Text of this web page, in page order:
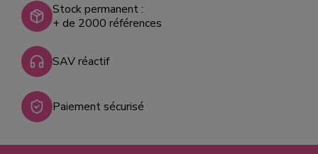
Stock permanent :
+ de 2000 références
SAV réactif
Paiement sécurisé